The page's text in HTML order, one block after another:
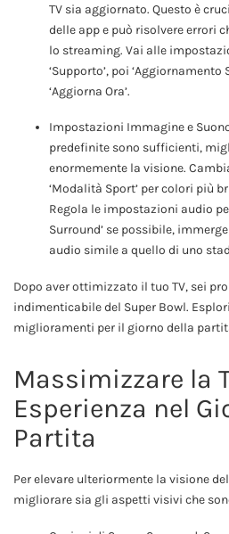
TV sia aggiornato. Questo è
delle app e può risolvere errori
lo streaming. Vai alle
‘Supporto’, poi ‘Aggiornamento
‘Aggiorna Ora’.
Impostazioni Immagine e
predefinite sono sufficienti,
enormemente la visione.
‘Modalità Sport’ per colori più
Regola le impostazioni audio
Surround’ se possibile,
audio simile a quello di uno
Dopo aver ottimizzato il tuo TV, sei
indimenticabile del Super Bowl.
miglioramenti per il giorno della
Massimizzare la
Esperienza nel
Partita
Per elevare ulteriormente la visione
migliorare sia gli aspetti visivi che